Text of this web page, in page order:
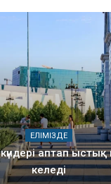
ЕЛІМІЗДЕ
аптап ыстық
келеді